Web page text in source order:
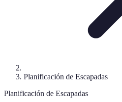
Planificación de Escapadas
Planificación de Escapadas